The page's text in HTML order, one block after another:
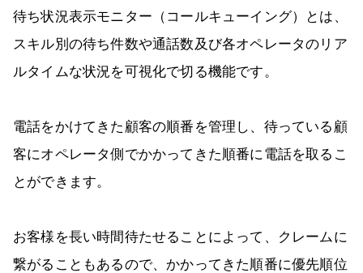
待ち状況表示モニター（コールキューイング）とは、
スキル別の待ち件数や通話数及び各オペレータのリア
ルタイムな状況を可視化で切る機能です。
電話をかけてきた顧客の順番を管理し、待っている顧
客にオペレータ側でかかってきた順番に電話を取るこ
とができます。
お客様を長い時間待たせることによって、クレームに
繋がることもあるので、かかってきた順番に優先順位